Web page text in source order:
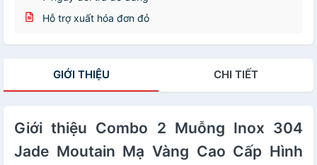
Hỗ trợ xuất hóa đơn đỏ
GIỚI THIỆU CHI TIẾT
Giới thiệu Combo 2 Muỗng Inox 304
Jade Moutain Mạ Vàng Cao Cấp Hình